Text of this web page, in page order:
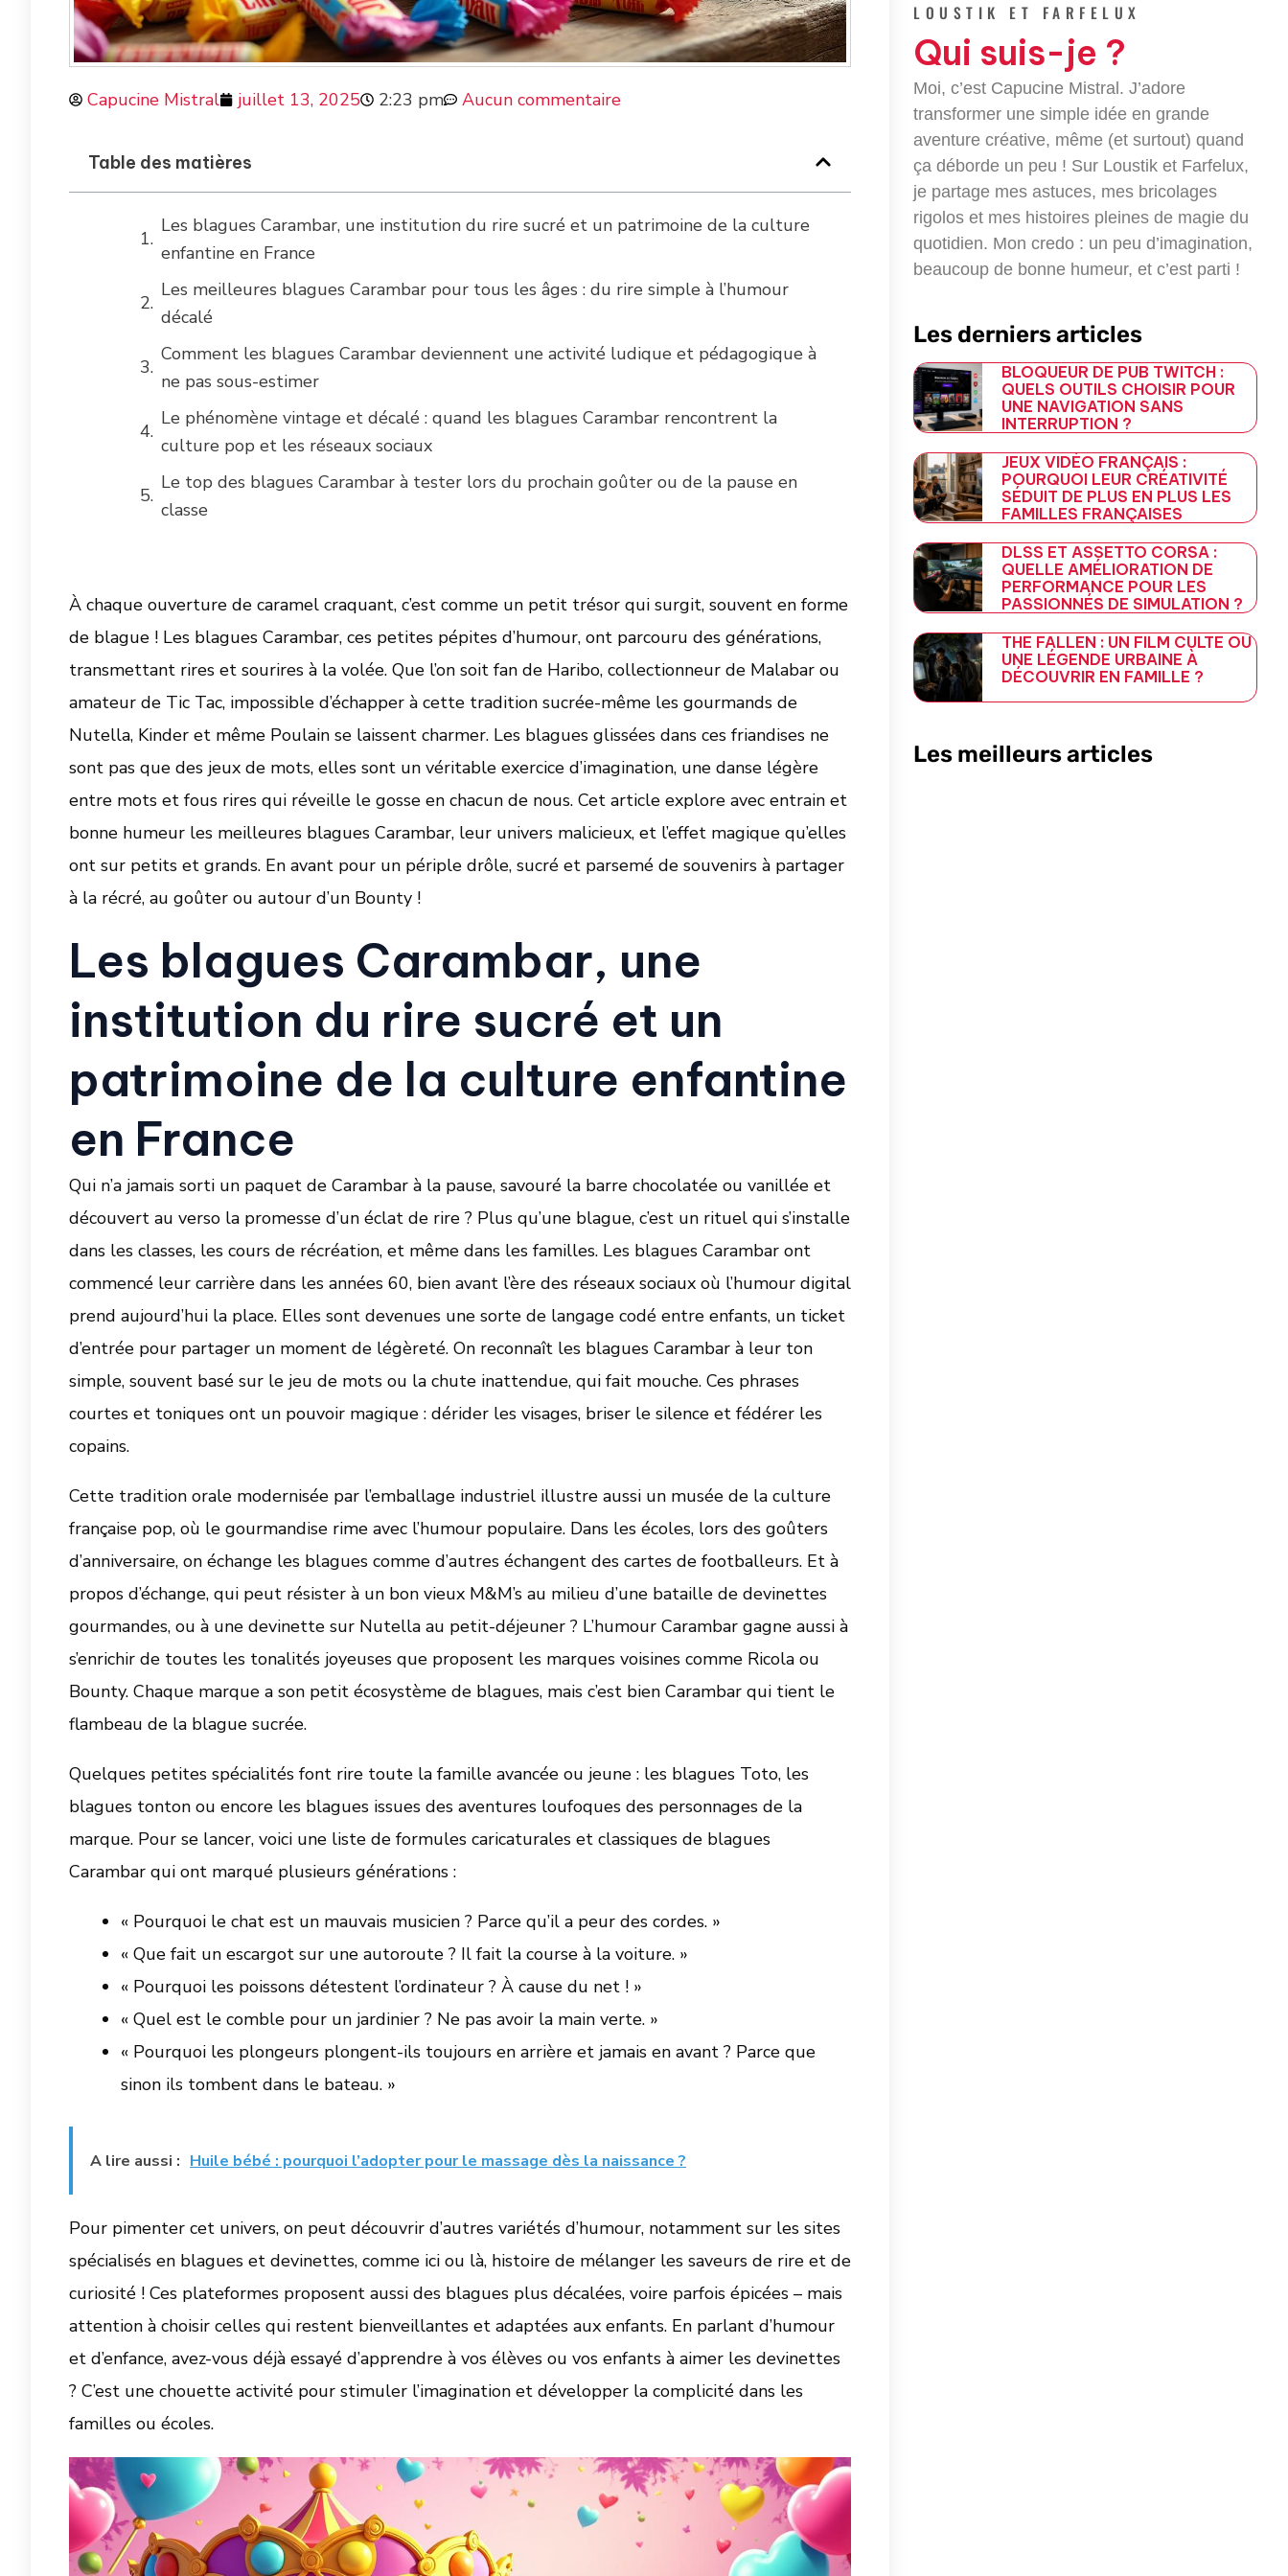
Capucine Mistral juillet 13, 2025 2:23 pm Aucun commentaire
Table des matières
Les blagues Carambar, une institution du rire sucré et un patrimoine de la culture
enfantine en France
Les meilleures blagues Carambar pour tous les âges : du rire simple à l’humour
décalé
Comment les blagues Carambar deviennent une activité ludique et pédagogique à
ne pas sous-estimer
Le phénomène vintage et décalé : quand les blagues Carambar rencontrent la
culture pop et les réseaux sociaux
Le top des blagues Carambar à tester lors du prochain goûter ou de la pause en
classe
À chaque ouverture de caramel craquant, c’est comme un petit trésor qui surgit, souvent en forme
de blague ! Les blagues Carambar, ces petites pépites d’humour, ont parcouru des générations,
transmettant rires et sourires à la volée. Que l’on soit fan de Haribo, collectionneur de Malabar ou
amateur de Tic Tac, impossible d’échapper à cette tradition sucrée-même les gourmands de
Nutella, Kinder et même Poulain se laissent charmer. Les blagues glissées dans ces friandises ne
sont pas que des jeux de mots, elles sont un véritable exercice d’imagination, une danse légère
entre mots et fous rires qui réveille le gosse en chacun de nous. Cet article explore avec entrain et
bonne humeur les meilleures blagues Carambar, leur univers malicieux, et l’effet magique qu’elles
ont sur petits et grands. En avant pour un périple drôle, sucré et parsemé de souvenirs à partager
à la récré, au goûter ou autour d’un Bounty !
Les blagues Carambar, une
institution du rire sucré et un
patrimoine de la culture enfantine
en France
Qui n’a jamais sorti un paquet de Carambar à la pause, savouré la barre chocolatée ou vanillée et
découvert au verso la promesse d’un éclat de rire ? Plus qu’une blague, c’est un rituel qui s’installe
dans les classes, les cours de récréation, et même dans les familles. Les blagues Carambar ont
commencé leur carrière dans les années 60, bien avant l’ère des réseaux sociaux où l’humour digital
prend aujourd’hui la place. Elles sont devenues une sorte de langage codé entre enfants, un ticket
d’entrée pour partager un moment de légèreté. On reconnaît les blagues Carambar à leur ton
simple, souvent basé sur le jeu de mots ou la chute inattendue, qui fait mouche. Ces phrases
courtes et toniques ont un pouvoir magique : dérider les visages, briser le silence et fédérer les
copains.
Cette tradition orale modernisée par l’emballage industriel illustre aussi un musée de la culture
française pop, où le gourmandise rime avec l’humour populaire. Dans les écoles, lors des goûters
d’anniversaire, on échange les blagues comme d’autres échangent des cartes de footballeurs. Et à
propos d’échange, qui peut résister à un bon vieux M&M’s au milieu d’une bataille de devinettes
gourmandes, ou à une devinette sur Nutella au petit-déjeuner ? L’humour Carambar gagne aussi à
s’enrichir de toutes les tonalités joyeuses que proposent les marques voisines comme Ricola ou
Bounty. Chaque marque a son petit écosystème de blagues, mais c’est bien Carambar qui tient le
flambeau de la blague sucrée.
Quelques petites spécialités font rire toute la famille avancée ou jeune : les blagues Toto, les
blagues tonton ou encore les blagues issues des aventures loufoques des personnages de la
marque. Pour se lancer, voici une liste de formules caricaturales et classiques de blagues
Carambar qui ont marqué plusieurs générations :
« Pourquoi le chat est un mauvais musicien ? Parce qu’il a peur des cordes. »
« Que fait un escargot sur une autoroute ? Il fait la course à la voiture. »
« Pourquoi les poissons détestent l’ordinateur ? À cause du net ! »
« Quel est le comble pour un jardinier ? Ne pas avoir la main verte. »
« Pourquoi les plongeurs plongent-ils toujours en arrière et jamais en avant ? Parce que
sinon ils tombent dans le bateau. »
A lire aussi : Huile bébé : pourquoi l’adopter pour le massage dès la naissance ?
Pour pimenter cet univers, on peut découvrir d’autres variétés d’humour, notamment sur les sites
spécialisés en blagues et devinettes, comme ici ou là, histoire de mélanger les saveurs de rire et de
curiosité ! Ces plateformes proposent aussi des blagues plus décalées, voire parfois épicées – mais
attention à choisir celles qui restent bienveillantes et adaptées aux enfants. En parlant d’humour
et d’enfance, avez-vous déjà essayé d’apprendre à vos élèves ou vos enfants à aimer les devinettes
? C’est une chouette activité pour stimuler l’imagination et développer la complicité dans les
familles ou écoles.
b
o
o
k
-
f
t
e
r
p
l
u
s
-
g
LOUSTIK ET FARFELUX
Qui suis-je ?
Moi, c’est Capucine Mistral. J’adore
transformer une simple idée en grande
aventure créative, même (et surtout) quand
ça déborde un peu ! Sur Loustik et Farfelux,
je partage mes astuces, mes bricolages
rigolos et mes histoires pleines de magie du
quotidien. Mon credo : un peu d’imagination,
beaucoup de bonne humeur, et c’est parti !
Les derniers articles
BLOQUEUR DE PUB TWITCH :
QUELS OUTILS CHOISIR POUR
UNE NAVIGATION SANS
INTERRUPTION ?
JEUX VIDÉO FRANÇAIS :
POURQUOI LEUR CRÉATIVITÉ
SÉDUIT DE PLUS EN PLUS LES
FAMILLES FRANÇAISES
DLSS ET ASSETTO CORSA :
QUELLE AMÉLIORATION DE
PERFORMANCE POUR LES
PASSIONNÉS DE SIMULATION ?
THE FALLEN : UN FILM CULTE OU
UNE LÉGENDE URBAINE À
DÉCOUVRIR EN FAMILLE ?
Les meilleurs articles